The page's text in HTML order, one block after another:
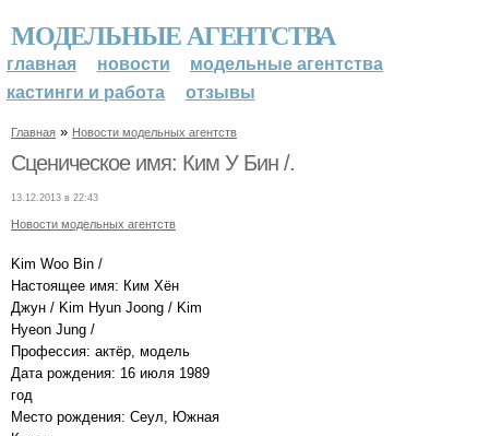
МОДЕЛЬНЫЕ АГЕНТСТВА
главная новости
модельные агентства
кастинги и работа
отзывы
Главная » Новости модельных агентств
Сценическое имя: Ким У Бин /.
13.12.2013 в 22:43
Новости модельных агентств
Kim Woo Bin /
Настоящее имя: Ким Хён
Джун / Kim Hyun Joong / Kim
Hyeon Jung /
Профессия: актёр, модель
Дата рождения: 16 июля 1989
год
Место рождения: Сеул, Южная